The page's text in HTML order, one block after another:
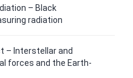
– Black
radiation
– Interstellar and
forces and the Earth-